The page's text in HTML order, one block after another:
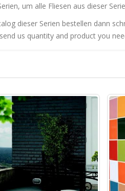
um alle Fliesen ​​aus dieser
dieser Serien bestellen dann
us quantity and product you